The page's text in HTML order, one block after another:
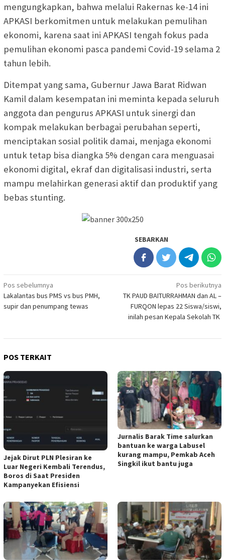
mengungkapkan, bahwa melalui Rakernas ke-14 ini
APKASI berkomitmen untuk melakukan pemulihan
ekonomi, karena saat ini APKASI tengah fokus pada
pemulihan ekonomi pasca pandemi Covid-19 selama 2
tahun lebih.
Ditempat yang sama, Gubernur Jawa Barat Ridwan
Kamil dalam kesempatan ini meminta kepada seluruh
anggota dan pengurus APKASI untuk sinergi dan
kompak melakukan berbagai perubahan seperti,
menciptakan sosial politik damai, menjaga ekonomi
untuk tetap bisa diangka 5% dengan cara menguasai
ekonomi digital, ekraf dan digitalisasi industri, serta
mampu melahirkan generasi aktif dan produktif yang
bebas stunting.
SEBARKAN
Navigasi
pos
Pos sebelumnya
Lakalantas bus PMS vs bus PMH,
supir dan penumpang tewas
Pos berikutnya
TK PAUD BAITURRAHMAN dan AL –
FURQON lepas 22 Siswa/siswi,
inilah pesan Kepala Sekolah TK
POS TERKAIT
Jejak Dirut PLN Plesiran ke
Luar Negeri Kembali Terendus,
Boros di Saat Presiden
Kampanyekan Efisiensi
Jurnalis Barak Time salurkan
bantuan ke warga Labusel
kurang mampu, Pemkab Aceh
Singkil ikut bantu juga